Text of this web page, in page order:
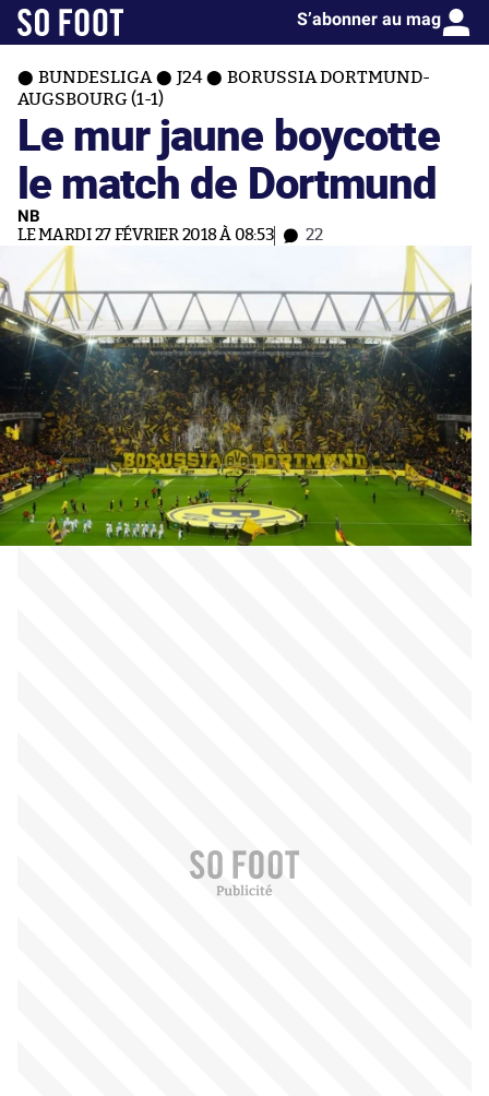
S’abonner au mag
BUNDESLIGA J24
BORUSSIA DORTMUND-
AUGSBOURG (1-1)
Le mur jaune boycotte
le match de Dortmund
NB
LE MARDI 27 FÉVRIER 2018 À 08:53 22